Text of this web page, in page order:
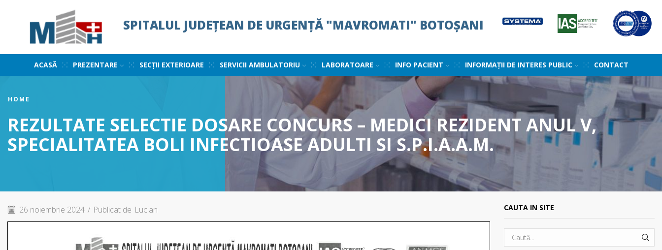
SPITALUL JUDEȚEAN DE URGENȚĂ "MAVROMATI" BOTOȘANI
ACASĂ PREZENTARE SECȚII EXTERIOARE SERVICII AMBULATORIU LABORATOARE INFO PACIENT INFORMAȚII DE INTERES PUBLIC CONTACT
HOME
REZULTATE SELECTIE DOSARE CONCURS – MEDICI REZIDENT ANUL V,
SPECIALITATEA BOLI INFECTIOASE ADULTI SI S.P.I.A.A.M.
26 noiembrie 2024 / Publicat de Lucian CAUTA IN SITE